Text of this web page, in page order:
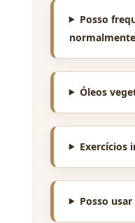
Posso
Óleos
Exercícios
Posso